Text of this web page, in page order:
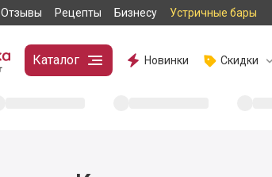
Отзывы Рецепты Бизнесу Устричные бары
Каталог Новинки Скидки